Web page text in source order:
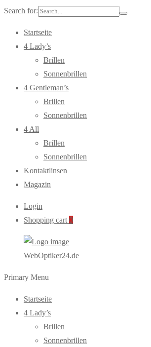
Search for:
Startseite
4 Lady’s
Brillen
Sonnenbrillen
4 Gentleman’s
Brillen
Sonnenbrillen
4 All
Brillen
Sonnenbrillen
Kontaktlinsen
Magazin
Login
Shopping cart 0
WebOptiker24.de
Primary Menu
Startseite
4 Lady’s
Brillen
Sonnenbrillen